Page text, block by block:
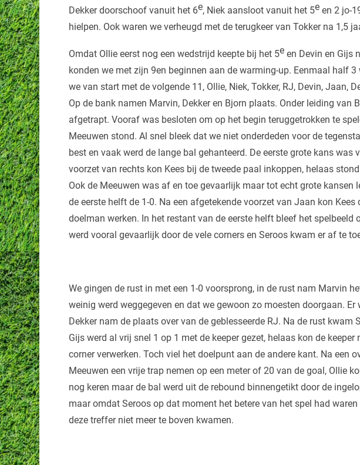
Dekker doorschoof vanuit het 6e, Niek aansloot vanuit het 5e en 2 jo-
hielpen. Ook waren we verheugd met de terugkeer van Tokker na 1,5
Omdat Ollie eerst nog een wedstrijd keepte bij het 5e en Devin en Gijs
konden we met zijn 9en beginnen aan de warming-up. Eenmaal half
we van start met de volgende 11, Ollie, Niek, Tokker, RJ, Devin, Jaan,
Op de bank namen Marvin, Dekker en Bjorn plaats. Onder leiding van
afgetrapt. Vooraf was besloten om op het begin teruggetrokken te
Meeuwen stond. Al snel bleek dat we niet onderdeden voor de
best en vaak werd de lange bal gehanteerd. De eerste grote kans was
voorzet van rechts kon Kees bij de tweede paal inkoppen, helaas
Ook de Meeuwen was af en toe gevaarlijk maar tot echt grote kansen
de eerste helft de 1-0. Na een afgetekende voorzet van Jaan kon
doelman werken. In het restant van de eerste helft bleef het spelbeeld
werd vooral gevaarlijk door de vele corners en Seroos kwam er af te
We gingen de rust in met een 1-0 voorsprong, in de rust nam Marvin
weinig werd weggegeven en dat we gewoon zo moesten doorgaan. Er
Dekker nam de plaats over van de geblesseerde RJ. Na de rust kwam
Gijs werd al vrij snel 1 op 1 met de keeper gezet, helaas kon de
corner verwerken. Toch viel het doelpunt aan de andere kant. Na een
Meeuwen een vrije trap nemen op een meter of 20 van de goal, Ollie
nog keren maar de bal werd uit de rebound binnengetikt door de
maar omdat Seroos op dat moment het betere van het spel had
deze treffer niet meer te boven kwamen.